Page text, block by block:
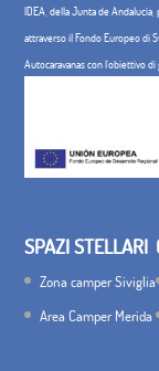
IDEA, della Junta de
attraverso il Fondo Europeo di
Autocaravanas con l'obiettivo
SPAZI STELLARI
Zona camper Siviglia
Area Camper Merida